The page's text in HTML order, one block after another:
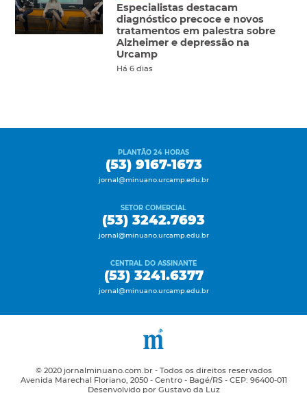
Especialistas destacam
diagnóstico precoce e novos
tratamentos em palestra sobre
Alzheimer e depressão na
Urcamp
Há 6 dias
PLANTÃO 24 HORAS
(53) 9167-1673
jornal@minuano.urcamp.edu.br
SETOR COMERCIAL
(53) 3242.7693
jornal@minuano.urcamp.edu.br
CENTRAL DO ASSINANTE
(53) 3241.6377
jornal@minuano.urcamp.edu.br
© 2020 jornalminuano.com.br - Todos os direitos reservados
Avenida Marechal Floriano, 2050 - Centro - Bagé/RS - CEP: 96400-011
Desenvolvido por Gustavo da Luz